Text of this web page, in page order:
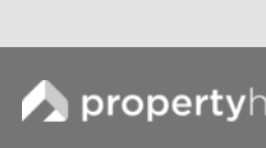
มีคอนโดให้เช่า 133 ประกาศ
ขายคอนโด รามคำแหง 12